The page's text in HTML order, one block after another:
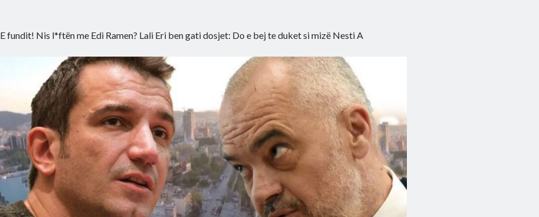
E fundit! Nis l*ftën me Edi Ramen? Lali Eri ben gati dosjet: Do e bej te duket si mizë Nesti A